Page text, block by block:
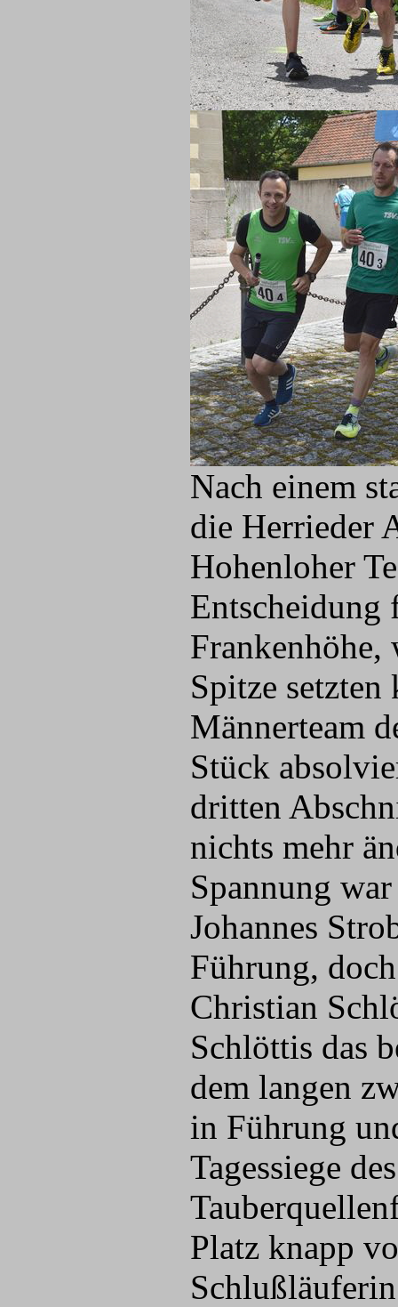
Nach einem
die Herrieder
Hohenloher
Entscheidung
Frankenhöhe,
Spitze
Männerteam
Stück
dritten
nichts mehr
Spannung
Johannes
Führung,
Christian
Schlöttis das
dem langen
in Führung
Tagessiege
Platz knapp